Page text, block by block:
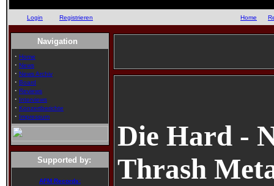
Login Registrieren Home
Navigation
· Home
· News
· News Archiv
· Board
· Reviews
· Interviews
· Konzertberichte
· Impressum
Supported by:
AFM Records:
Die Hard -
Thrash